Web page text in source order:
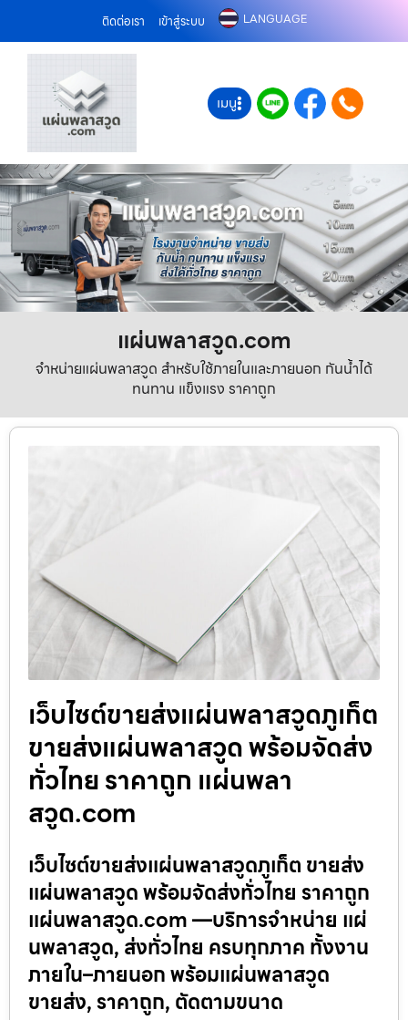
ติดต่อเรา เข้าสู่ระบบ LANGUAGE
เมนู
แผ่นพลาสวูด.com
จำหน่ายแผ่นพลาสวูด สำหรับใช้ภายในและภายนอก กันน้ำได้
ทนทาน แข็งแรง ราคาถูก
เว็บไซต์ขายส่งแผ่นพลาสวูดภูเก็ต
ขายส่งแผ่นพลาสวูด พร้อมจัดส่ง
ทั่วไทย ราคาถูก แผ่นพลา
สวูด.com
เว็บไซต์ขายส่งแผ่นพลาสวูดภูเก็ต ขายส่ง
แผ่นพลาสวูด พร้อมจัดส่งทั่วไทย ราคาถูก
แผ่นพลาสวูด.com —บริการจำหน่าย แผ่
นพลาสวูด, ส่งทั่วไทย ครบทุกภาค ทั้งงาน
ภายใน–ภายนอก พร้อมแผ่นพลาสวูด
ขายส่ง, ราคาถูก, ตัดตามขนาด